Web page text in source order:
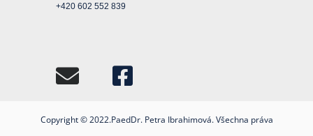
+420 602 552 839
Copyright © 2022.PaedDr. Petra Ibrahimová. Všechna práva